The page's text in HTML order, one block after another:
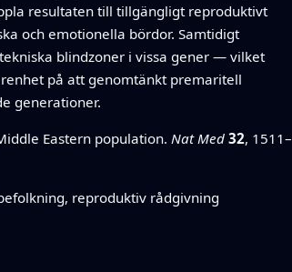
resultaten till tillgängligt reproduktivt
och emotionella bördor. Samtidigt
blindzoner i vissa gener — vilket
på att genomtänkt premaritell
generationer.
Eastern population. Nat Med 32, 1511–
reproduktiv rådgivning